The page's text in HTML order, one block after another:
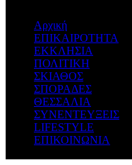
Αρχική
ΕΠΙΚΑΙΡΟΤΗΤΑ
ΕΚΚΛΗΣΙΑ
ΠΟΛΙΤΙΚΗ
ΣΚΙΑΘΟΣ
ΣΠΟΡΑΔΕΣ
ΘΕΣΣΑΛΙΑ
ΣΥΝΕΝΤΕΥΞΕΙΣ
LIFESTYLE
ΕΠΙΚΟΙΝΩΝΙΑ